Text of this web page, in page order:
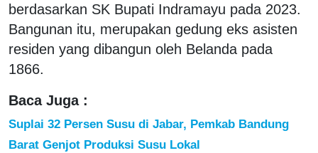
berdasarkan SK Bupati Indramayu pada 2023.
Bangunan itu, merupakan gedung eks asisten
residen yang dibangun oleh Belanda pada
1866.
Baca Juga :
Suplai 32 Persen Susu di Jabar, Pemkab Bandung
Barat Genjot Produksi Susu Lokal